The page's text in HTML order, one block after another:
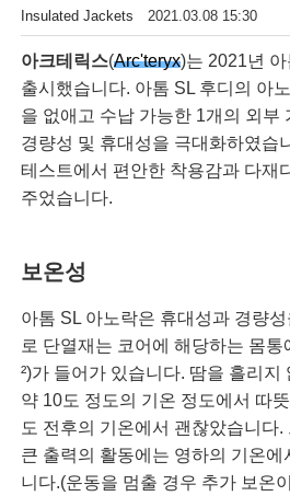
Insulated Jackets 2021.03.08 15:30
아크테릭스(Arc'teryx)는 2021년 아
출시했습니다. 아톰 SL 후디의 아
을 없애고 수납 가능한 1개의 외부
경량성 및 휴대성을 극대화하였습
테스트에서 편안한 착용감과 다재
주었습니다.
보온성
아톰 SL 아노락은 휴대성과 경량
로 단열재는 코어에 해당하는 몸
²)가 들어가 있습니다. 땀을 흘리지
약 10도 정도의 기온 정도에서 따
도 전후의 기온에서 괜찮았습니다.
큰 출력의 활동에는 영하의 기온에
니다.(운동을 멈출 경우 추가 보온